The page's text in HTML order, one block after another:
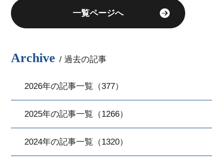
一覧ページへ
Archive / 過去の記事
2026年の記事一覧（377）
2025年の記事一覧（1266）
2024年の記事一覧（1320）